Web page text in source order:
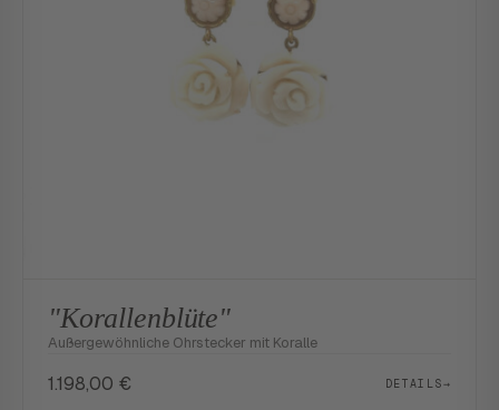
"Korallenblüte"
Außergewöhnliche Ohrstecker mit Koralle
1.198,00 € DETAILS→